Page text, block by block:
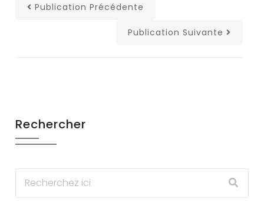
Publication Précédente
Publication Suivante
Rechercher